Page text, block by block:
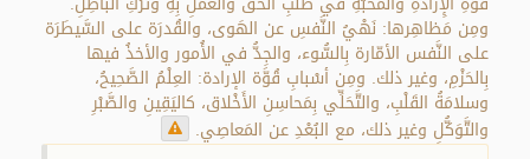
ومِن مَظاهِرها: نَهْيُ النَّفسِ عن الهَوى، والقُدرَة على السَّيطَرَة
على النَّفس الأمّارة بِالسُّوء، والجِدُّ في الأُمور والأخذُ فيها
بِالحَزْمِ، وغير ذلك. ومِن أسْبابِ قُوَّة الإرادة: العِلْمُ الصَّحِيحُ،
وسلامَةُ القَلْبِ، والتَّحَلِّي بِمَحاسِنِ الأَخْلاق، كاليَقِينِ والصَّبْرِ
والتَّوَكُّلِ وغير ذلك، مع البُعْدِ عن المَعاصِي.